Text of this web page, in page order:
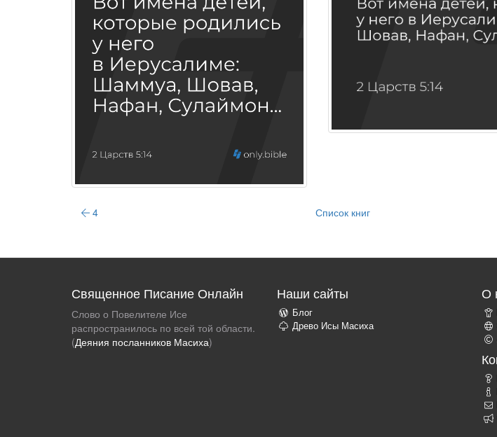
4 Список книг
Священное Писание Онлайн
Слово о Повелителе Исе
распространилось по всей той области.
(Деяния посланников Масиха)
Наши сайты
Блог
Древо Исы Масиха
О